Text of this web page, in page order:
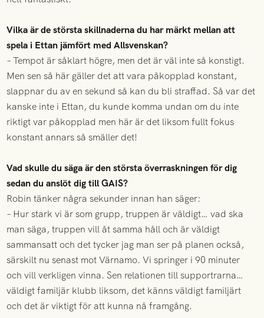
Vilka är de största skillnaderna du har märkt mellan att
spela i Ettan jämfört med Allsvenskan?
– Tempot är såklart högre, men det är väl inte så konstigt.
Men sen så här gäller det att vara påkopplad konstant,
slappnar du av en sekund så kan du bli straffad. Så var det
kanske inte i Ettan, du kunde komma undan om du inte
riktigt var påkopplad men här är det liksom fullt fokus
konstant annars så smäller det!
Vad skulle du säga är den största överraskningen för dig
sedan du anslöt dig till GAIS?
Robin tänker några sekunder innan han säger:
– Hur stark vi är som grupp, truppen är väldigt… vad ska
man säga, truppen vill åt samma håll och är väldigt
sammansatt och det tycker jag man ser på planen också,
särskilt nu senast mot Värnamo. Vi springer i 90 minuter
och vill verkligen vinna. Sen relationen till supportrarna…
väldigt familjär klubb liksom, det känns väldigt familjärt
och det är viktigt för att kunna nå framgång.